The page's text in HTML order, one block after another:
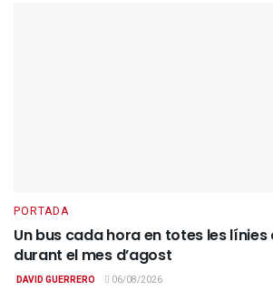
PORTADA
Un bus cada hora en totes les línies
durant el mes d’agost
DAVID GUERRERO 06/08/2026